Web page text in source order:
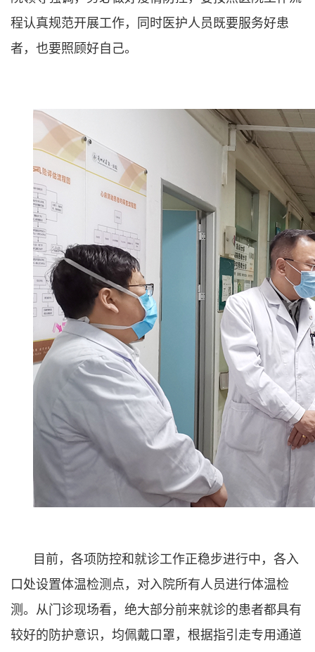
程认真规范开展工作，同时医护人员既要服务好患
者，也要照顾好自己。
目前，各项防控和就诊工作正稳步进行中，各入
口处设置体温检测点，对入院所有人员进行体温检
测。从门诊现场看，绝大部分前来就诊的患者都具有
较好的防护意识，均佩戴口罩，根据指引走专用通道